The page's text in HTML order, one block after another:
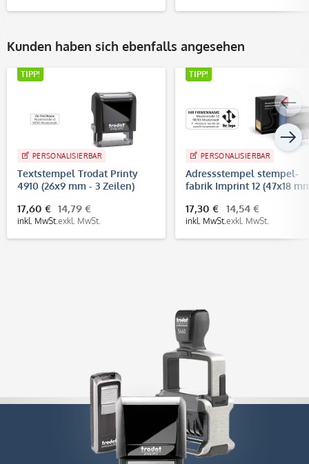
Kunden haben sich ebenfalls angesehen
TIPP!
PERSONALISIERBAR
Textstempel Trodat Printy
4910 (26x9 mm - 3 Zeilen)
17,60 €
inkl. MwSt.
14,79 €
exkl. MwSt.
TIPP!
PERSONALISIERBAR
Adressstempel stempel-
fabrik Imprint 12 (47x18
17,30 €
inkl. MwSt.
14,54 €
exkl. MwSt.